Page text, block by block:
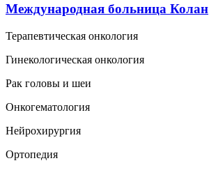
Международная больница Колан
Терапевтическая онкология
Гинекологическая онкология
Рак головы и шеи
Онкогематология
Нейрохирургия
Ортопедия